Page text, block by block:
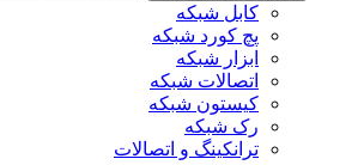
کابل شبکه
پچ کورد شبکه
ابزار شبکه
اتصالات شبکه
کیستون شبکه
رک شبکه
ترانکینگ و اتصالات